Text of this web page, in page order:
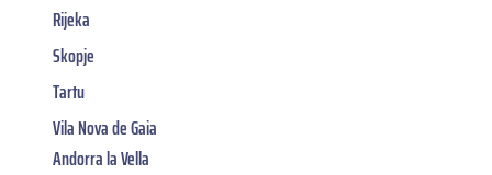
Rijeka
Skopje
Tartu
Vila Nova de Gaia
Andorra la Vella